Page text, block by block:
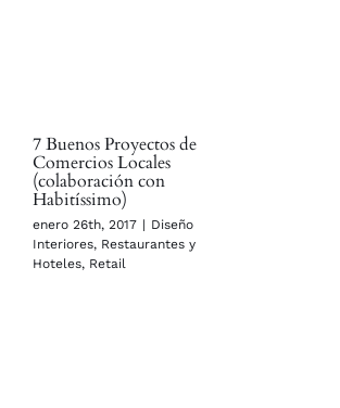
7 Buenos Proyectos de
Comercios Locales
(colaboración con
Habitíssimo)
enero 26th, 2017 | Diseño
Interiores, Restaurantes y
Hoteles, Retail